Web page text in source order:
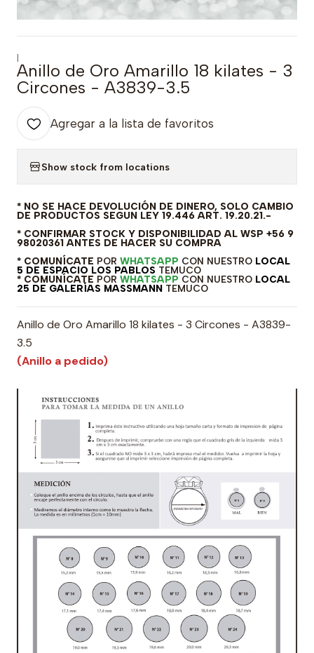
|
Anillo de Oro Amarillo 18 kilates - 3
Circones - A3839-3.5
Agregar a la lista de favoritos
Show stock from locations
* NO SE HACE DEVOLUCIÓN DE DINERO, SOLO CAMBIO
DE PRODUCTOS SEGUN LEY 19.446 ART. 19.20.21.-
* CONFIRMAR STOCK Y DISPONIBILIDAD AL WSP +56 9
98020361 ANTES DE HACER SU COMPRA
* COMUNÍCATE POR WHATSAPP CON NUESTRO LOCAL
5 DE ESPACIO LOS PABLOS TEMUCO
* COMUNÍCATE POR WHATSAPP CON NUESTRO LOCAL
25 DE GALERÍAS MASSMANN TEMUCO
Anillo de Oro Amarillo 18 kilates - 3 Circones - A3839-
3.5
(Anillo a pedido)